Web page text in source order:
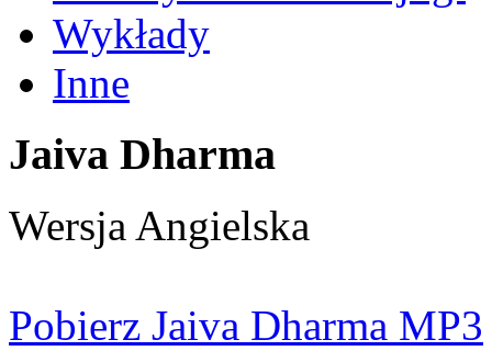
Wykłady
Inne
Jaiva Dharma
Wersja Angielska
Pobierz Jaiva Dharma MP3